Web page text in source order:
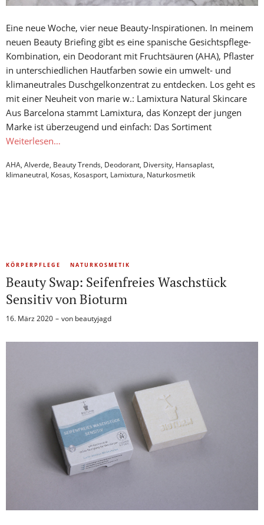
Eine neue Woche, vier neue Beauty-Inspirationen. In meinem
neuen Beauty Briefing gibt es eine spanische Gesichtspflege-
Kombination, ein Deodorant mit Fruchtsäuren (AHA), Pflaster
in unterschiedlichen Hautfarben sowie ein umwelt- und
klimaneutrales Duschgelkonzentrat zu entdecken. Los geht es
mit einer Neuheit von marie w.: Lamixtura Natural Skincare
Aus Barcelona stammt Lamixtura, das Konzept der jungen
Marke ist überzeugend und einfach: Das Sortiment
Weiterlesen…
AHA, Alverde, Beauty Trends, Deodorant, Diversity, Hansaplast,
klimaneutral, Kosas, Kosasport, Lamixtura, Naturkosmetik
KÖRPERPFLEGE NATURKOSMETIK
Beauty Swap: Seifenfreies Waschstück
Sensitiv von Bioturm
16. März 2020 von beautyjagd